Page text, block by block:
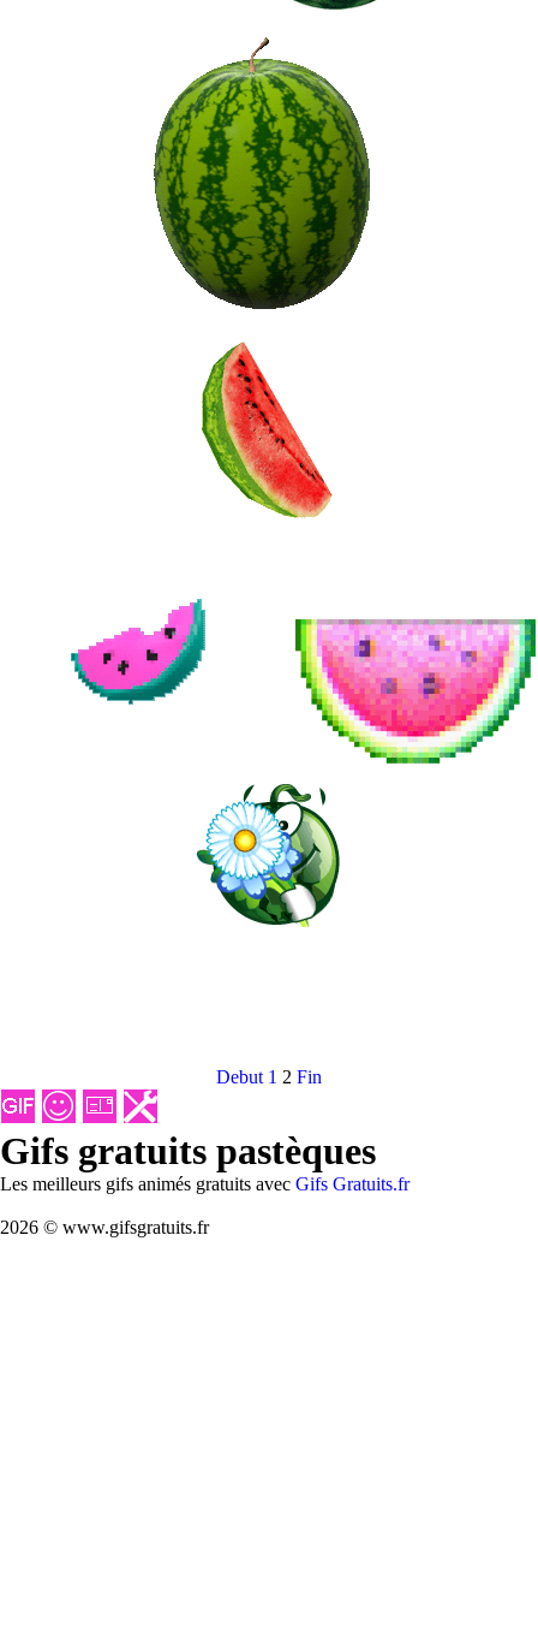
Debut 1 2 Fin
Gifs gratuits pastèques
Les meilleurs gifs animés gratuits avec Gifs Gratuits.fr
2026 © www.gifsgratuits.fr